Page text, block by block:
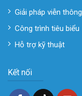
Giải pháp viễn thông
Công trình tiêu biểu
Hỗ trợ kỹ thuật
Kết nối